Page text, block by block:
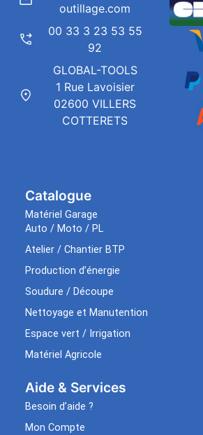
Catalogue
Matériel Garage
Auto / Moto / PL
Atelier / Chantier BTP
Production d’énergie
Soudure / Découpe
Nettoyage et Manutention
Espace vert / Irrigation
Matériel Agricole
Aide & Services​
Besoin d’aide ?
Mon Compte
outillage.com
00 33 3 23 53 55
92
GLOBAL-TOOLS
1 Rue Lavoisier
02600 VILLERS
COTTERETS